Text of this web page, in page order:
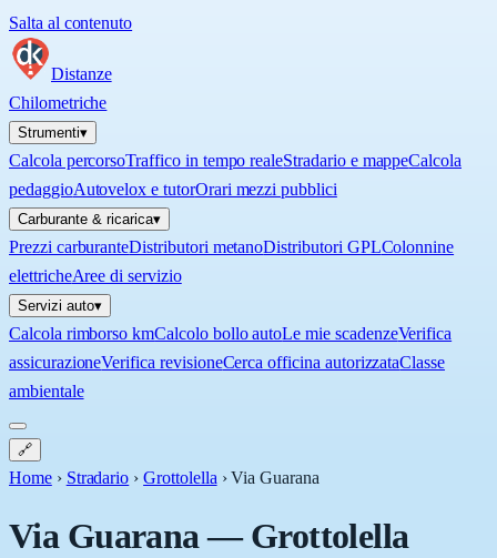
Salta al contenuto
Distanze
Chilometriche
Strumenti▾
Calcola percorsoTraffico in tempo realeStradario e mappeCalcola
pedaggioAutovelox e tutorOrari mezzi pubblici
Carburante & ricarica▾
Prezzi carburanteDistributori metanoDistributori GPLColonnine
elettricheAree di servizio
Servizi auto▾
Calcola rimborso kmCalcolo bollo autoLe mie scadenzeVerifica
assicurazioneVerifica revisioneCerca officina autorizzataClasse
ambientale
🔗
Home › Stradario › Grottolella ›Via Guarana
Via Guarana—Grottolella